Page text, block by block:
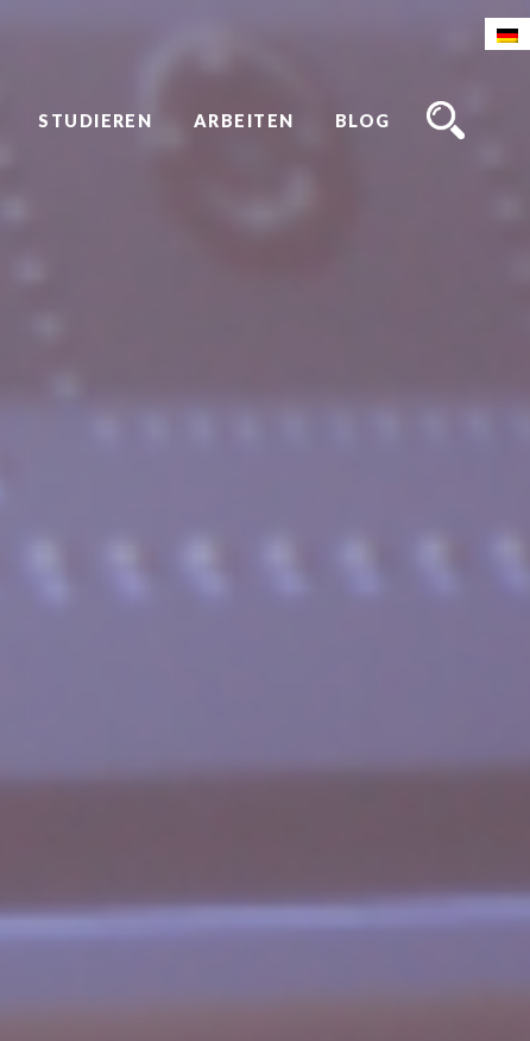
STUDIEREN ARBEITEN BLOG